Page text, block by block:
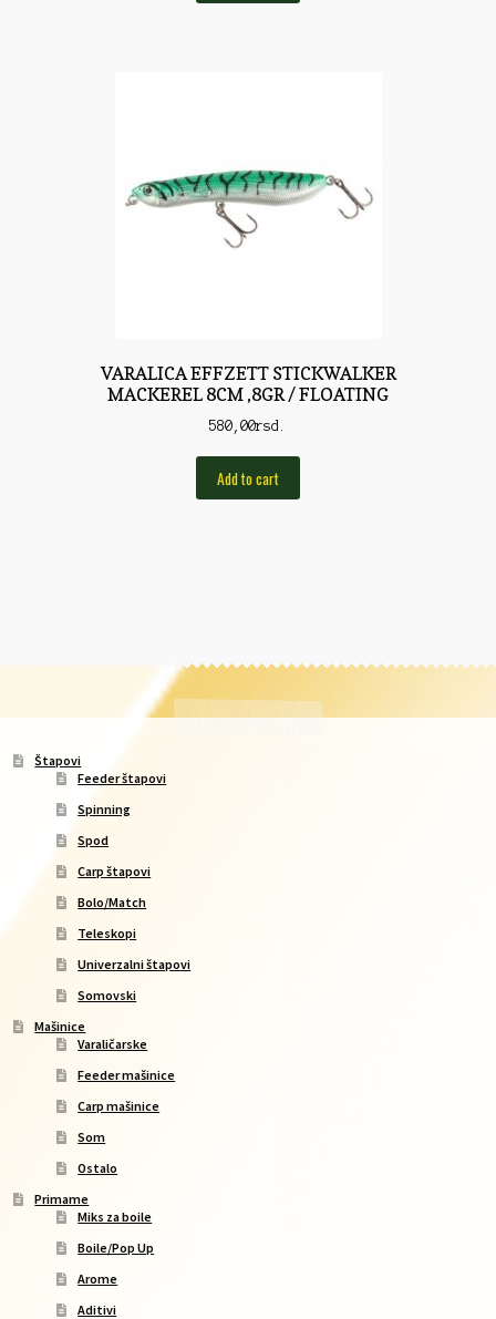
VARALICA EFFZETT STICKWALKER
MACKEREL 8CM ,8GR / FLOATING
580,00rsd.
Add to cart
Štapovi
Feeder štapovi
Spinning
Spod
Carp štapovi
Bolo/Match
Teleskopi
Univerzalni štapovi
Somovski
Mašinice
Varaličarske
Feeder mašinice
Carp mašinice
Som
Ostalo
Primame
Miks za boile
Boile/Pop Up
Arome
Aditivi